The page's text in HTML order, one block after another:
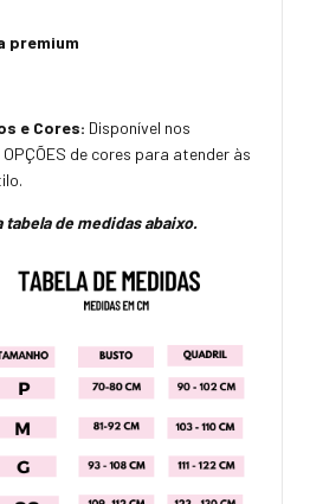
premium
e Cores: Disponível nos
OPÇÕES de cores para atender às
de medidas abaixo.